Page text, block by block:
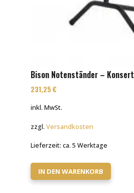
Bison Notenständer – Konsert
231,25 €
inkl. MwSt.
zzgl. Versandkosten
Lieferzeit: ca. 5 Werktage
IN DEN WARENKORB